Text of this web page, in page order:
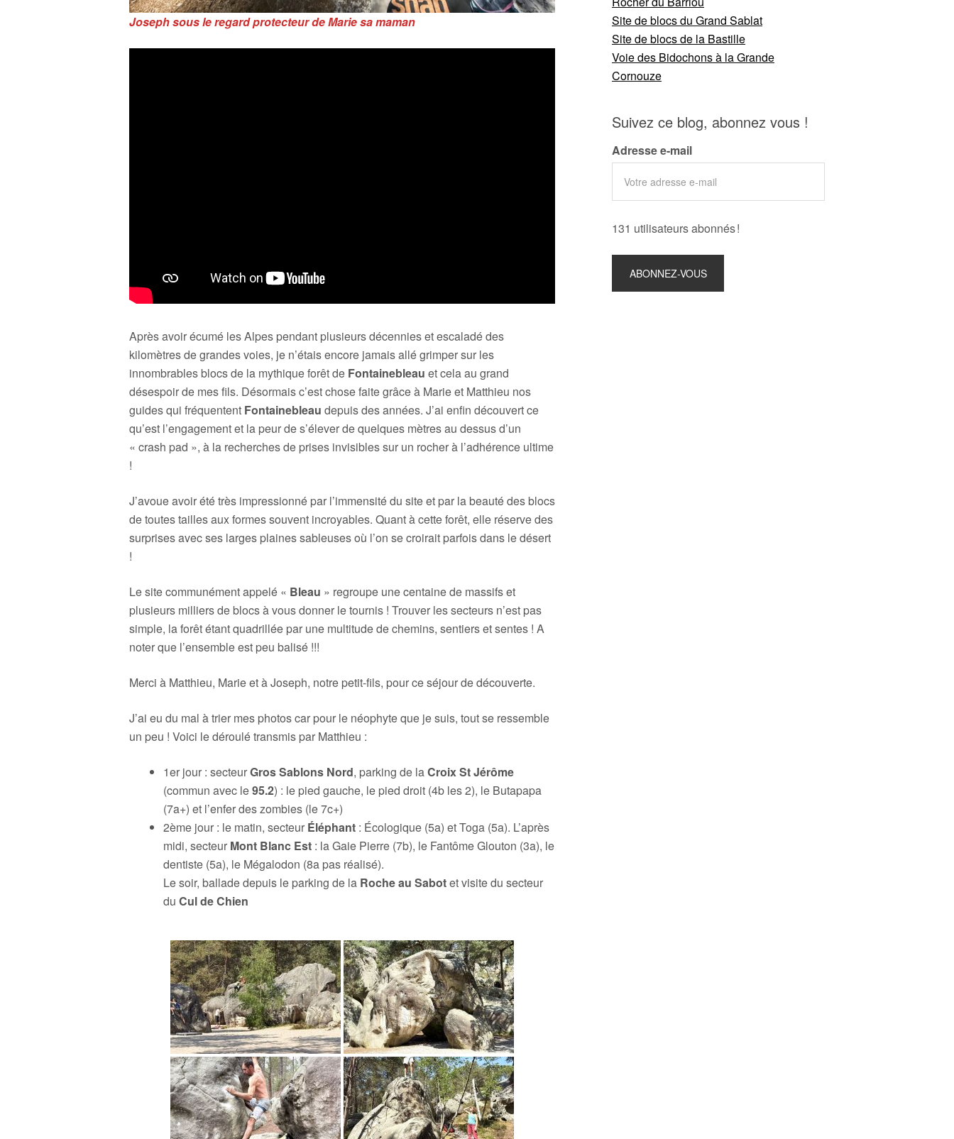
Joseph sous le regard protecteur de Marie sa maman
Après avoir écumé les Alpes pendant plusieurs décennies et escaladé des
kilomètres de grandes voies, je n’étais encore jamais allé grimper sur les
innombrables blocs de la mythique forêt de Fontainebleau et cela au grand
désespoir de mes fils. Désormais c’est chose faite grâce à Marie et Matthieu nos
guides qui fréquentent Fontainebleau depuis des années. J’ai enfin découvert ce
qu’est l’engagement et la peur de s’élever de quelques mètres au dessus d’un
« crash pad », à la recherches de prises invisibles sur un rocher à l’adhérence ultime
!
J’avoue avoir été très impressionné par l’immensité du site et par la beauté des blocs
de toutes tailles aux formes souvent incroyables. Quant à cette forêt, elle réserve des
surprises avec ses larges plaines sableuses où l’on se croirait parfois dans le désert
!
Le site communément appelé « Bleau » regroupe une centaine de massifs et
plusieurs milliers de blocs à vous donner le tournis ! Trouver les secteurs n’est pas
simple, la forêt étant quadrillée par une multitude de chemins, sentiers et sentes ! A
noter que l’ensemble est peu balisé !!!
Merci à Matthieu, Marie et à Joseph, notre petit-fils, pour ce séjour de découverte.
J’ai eu du mal à trier mes photos car pour le néophyte que je suis, tout se ressemble
un peu ! Voici le déroulé transmis par Matthieu :
1er jour : secteurGros Sablons Nord, parking de laCroix St Jérôme
(commun avec le95.2) : le pied gauche, le pied droit (4b les 2), le Butapapa
(7a+) et l’enfer des zombies (le 7c+)
2ème jour : le matin, secteur Éléphant : Écologique (5a) et Toga (5a). L’après
midi, secteur Mont Blanc Est : la Gaie Pierre (7b), le Fantôme Glouton (3a), le
dentiste (5a), le Mégalodon (8a pas réalisé).
Le soir, ballade depuis le parking de la Roche au Sabotet visite du secteur
du Cul de Chien
Site de blocs du Grand Sablat
Site de blocs de la Bastille
Voie des Bidochons à la Grande
Cornouze
Suivez ce blog, abonnez vous !
Adresse e-mail
131 utilisateurs abonnés !